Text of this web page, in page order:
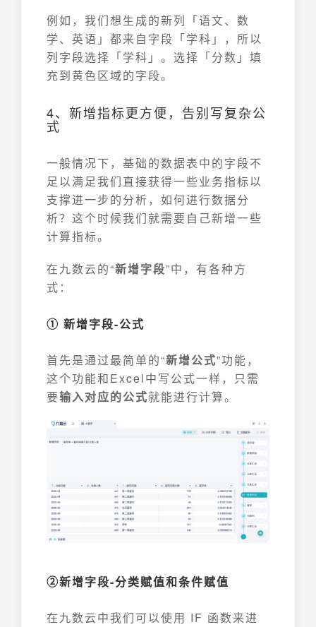
例如，我们想生成的新列「语文、数
学、英语」都来自字段「学科」，所以
列字段选择「学科」。选择「分数」填
充到黄色区域的字段。
4、 新增指标更方便 ，告别写复杂公
式
一般情况下，基础的数据表中的字段不
足以满足我们直接获得一些业务指标以
支撑进一步的分析，如何进行数据分
析？这个时候我们就需要自己新增一些
计算指标。
在九数云的“新增字段”中，有各种方
式：
① 新增字段-公式
首先是通过最简单的“新增公式”功能，
这个功能和Excel中写公式一样，只需
要输入对应的公式就能进行计算。
②新增字段-分类赋值和条件赋值
在九数云中我们可以使用 IF 函数来进